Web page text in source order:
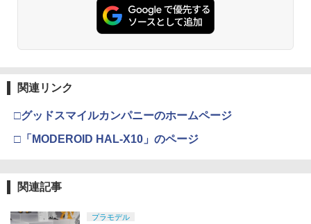
関連リンク
□グッドスマイルカンパニーのホームページ
□「MODEROID HAL-X10」のページ
関連記事
プラモデル